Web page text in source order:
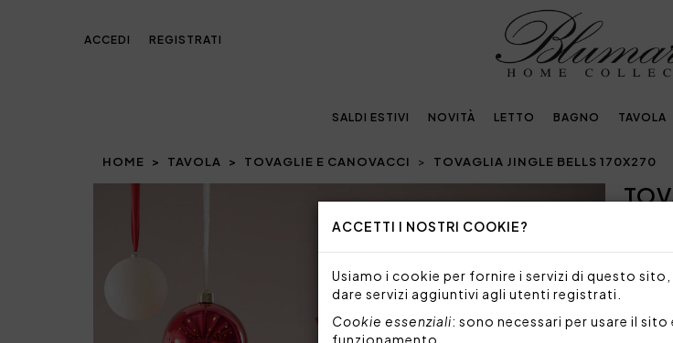
ACCETTI I NOSTRI COOKIE?
Usiamo i cookie per fornire i servizi di questo
dare servizi aggiuntivi agli utenti registrati.
Cookie essenziali: sono necessari per usare il
funzionamento.
ACCEDI REGISTRATI
SALDI ESTIVI NOVITÀ LETTO BAGNO TAVOLA
HOME TAVOLA TOVAGLIE E CANOVACCI TOVAGLIA JINGLE BELLS 170X270
Next
Siamo
taglia.